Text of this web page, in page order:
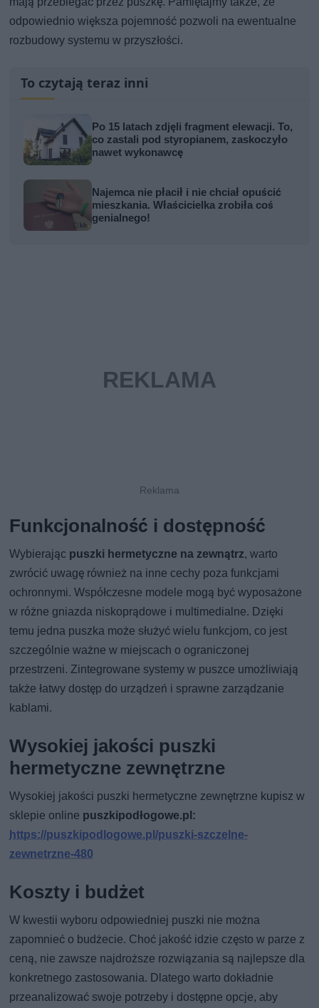
odpowiednio większa pojemność pozwoli na ewentualne
rozbudowy systemu w przyszłości.
To czytają teraz inni
Po 15 latach zdjęli fragment elewacji. To,
co zastali pod styropianem, zaskoczyło
nawet wykonawcę
Najemca nie płacił i nie chciał opuścić
mieszkania. Właścicielka zrobiła coś
genialnego!
Funkcjonalność i dostępność
Wybierając puszki hermetyczne na zewnątrz, warto
zwrócić uwagę również na inne cechy poza funkcjami
ochronnymi. Współczesne modele mogą być wyposażone
w różne gniazda niskoprądowe i multimedialne. Dzięki
temu jedna puszka może służyć wielu funkcjom, co jest
szczególnie ważne w miejscach o ograniczonej
przestrzeni. Zintegrowane systemy w puszce umożliwiają
także łatwy dostęp do urządzeń i sprawne zarządzanie
kablami.
Wysokiej jakości puszki
hermetyczne zewnętrzne
Wysokiej jakości puszki hermetyczne zewnętrzne kupisz w
sklepie online puszkipodłogowe.pl:
https://puszkipodlogowe.pl/puszki-szczelne-
zewnetrzne-480
Koszty i budżet
W kwestii wyboru odpowiedniej puszki nie można
zapomnieć o budżecie. Choć jakość idzie często w parze z
ceną, nie zawsze najdroższe rozwiązania są najlepsze dla
konkretnego zastosowania. Dlatego warto dokładnie
przeanalizować swoje potrzeby i dostępne opcje, aby